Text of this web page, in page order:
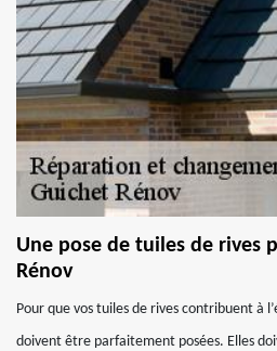
Une pose de tuiles de rives
Rénov
Pour que vos tuiles de rives contribuent à
doivent être parfaitement posées. Elles